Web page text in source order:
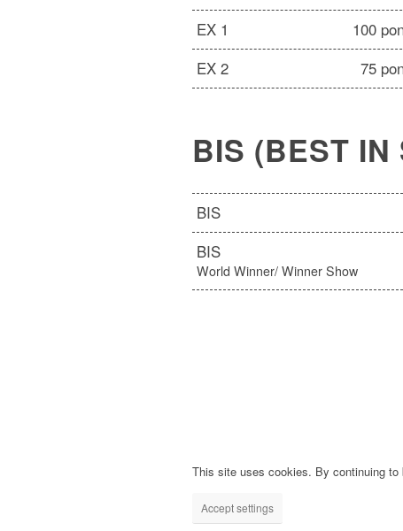
EX 1
100
EX 2
75
BIS (BEST IN
BIS
BIS
World Winner/ Winner Show
This site uses cookies. By continuing
Accept settings